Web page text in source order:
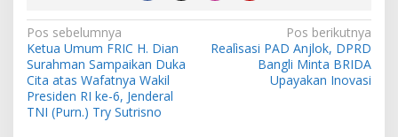
N
a
v
i
Pos sebelumnya
Ketua Umum FRIC H. Dian
Surahman Sampaikan Duka
Cita atas Wafatnya Wakil
Presiden RI ke-6, Jenderal
TNI (Purn.) Try Sutrisno
Pos berikutnya
Realìsasi PAD Anjlok, DPRD
Bangli Minta BRIDA
Upayakan Inovasi